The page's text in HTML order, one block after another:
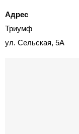
Адрес
Триумф
ул. Сельская, 5А